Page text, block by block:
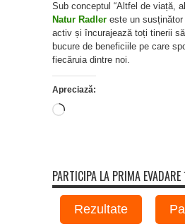
Sub conceptul “Altfel de viață,
Natur Radler este un
activ și încurajează toți tinerii
bucure de beneficiile pe care
fiecăruia dintre noi.
Apreciază:
Încarc...
PARTICIPA LA PRIMA
Rezultate